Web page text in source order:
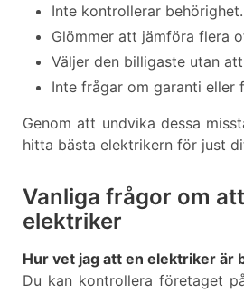
Inte kontrollerar behörighet.
Glömmer att jämföra flera
Väljer den billigaste utan
Inte frågar om garanti eller
Genom att undvika dessa
hitta bästa elektrikern för just
Vanliga frågor om
elektriker
Hur vet jag att en elektriker är
Du kan kontrollera företaget